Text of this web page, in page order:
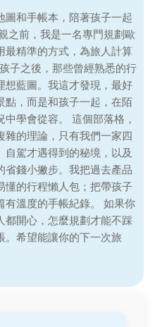
圖和手帳本，陪著孩子一起
之前，我是一名專門規劃歐
最精準的方式，為旅人計算
子之後，那些曾經熟悉的行
想藍圖。我這才發現，最好
點，而是和孩子一起，在陌
學會從容。 這個部落格，
雜的理論，只有我們一家四
駕才遇得到的秘境，以及
省錢小撇步。我把過去產品
懂的行程懶人包；把帶孩子
有溫度的手帳紀錄。 如果你
都開心，怎麼規劃才能不踩
。希望能讓你的下一次旅